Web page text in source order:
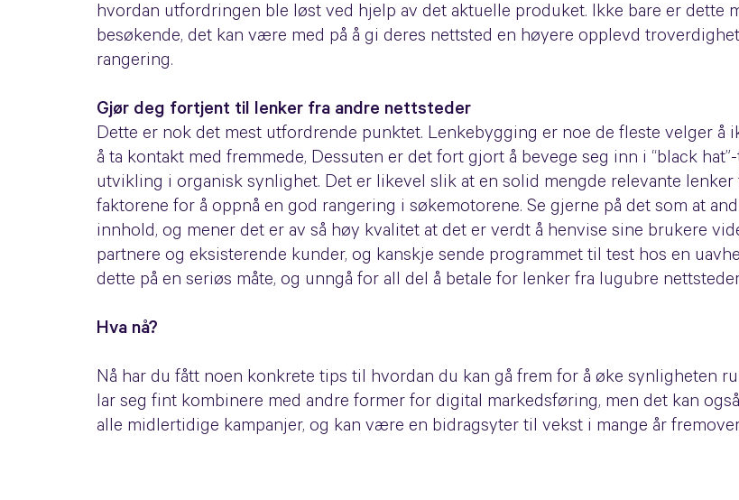
hvordan utfordringen ble løst ved hjelp av det aktuelle produket. Ikke bare er dette
besøkende, det kan være med på å gi deres nettsted en høyere opplevd
rangering.
Gjør deg fortjent til lenker fra andre nettsteder
Dette er nok det mest utfordrende punktet. Lenkebygging er noe de fleste velger å
å ta kontakt med fremmede, Dessuten er det fort gjort å bevege seg inn i “black
utvikling i organisk synlighet. Det er likevel slik at en solid mengde relevante
faktorene for å oppnå en god rangering i søkemotorene. Se gjerne på det som at
innhold, og mener det er av så høy kvalitet at det er verdt å henvise sine brukere
partnere og eksisterende kunder, og kanskje sende programmet til test hos en
dette på en seriøs måte, og unngå for all del å betale for lenker fra lugubre
Hva nå?
Nå har du fått noen konkrete tips til hvordan du kan gå frem for å øke synligheten
lar seg fint kombinere med andre former for digital markedsføring, men det kan
alle midlertidige kampanjer, og kan være en bidragsyter til vekst i mange år